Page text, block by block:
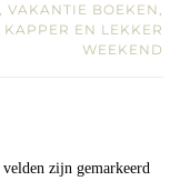
VAKANTIE BOEKEN,
KAPPER EN LEKKER
WEEKEND
velden zijn gemarkeerd